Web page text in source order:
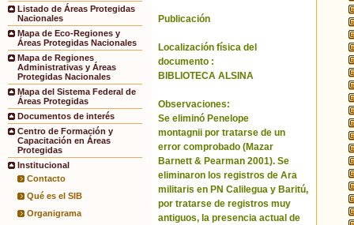
Listado de Áreas Protegidas
Nacionales
Mapa de Eco-Regiones y
Áreas Protegidas Nacionales
Mapa de Regiones
Administrativas y Áreas
Protegidas Nacionales
Mapa del Sistema Federal de
Áreas Protegidas
Documentos de interés
Centro de Formación y
Capacitación en Áreas
Protegidas
Institucional
Contacto
Qué es el SIB
Organigrama
Publicación
Localización física del
documento :
BIBLIOTECA ALSINA
Observaciones:
Se eliminó Penelope
montagnii por tratarse de un
error comprobado (Mazar
Barnett & Pearman 2001). Se
eliminaron los registros de Ara
militaris en PN Calilegua y Baritú,
por tratarse de registros muy
antiguos, la presencia actual de